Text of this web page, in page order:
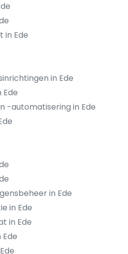
in Ede
in Ede
Ede
-automatisering in Ede
in Ede
in Ede
in Ede